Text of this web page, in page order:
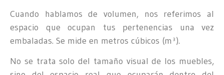
Cuando hablamos de volumen, nos referimos al
espacio que ocupan tus pertenencias una vez
embaladas. Se mide en metros cúbicos (m³).
No se trata solo del tamaño visual de los muebles,